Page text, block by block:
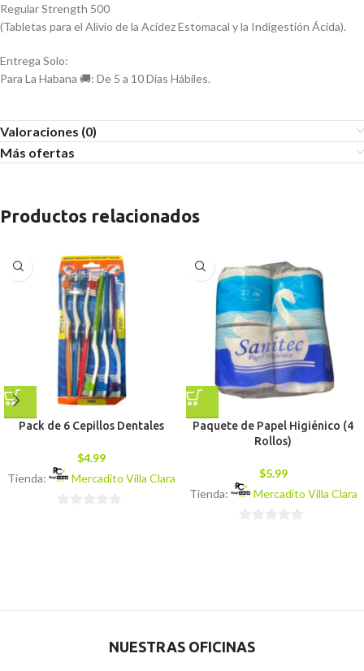
Regular Strength 500
(Tabletas para el Alivio de la Acidez Estomacal y la Indigestión Ácida).
Entrega Solo:
Para La Habana 🚚: De 5 a 10 Días Hábiles.
Valoraciones (0)
Más ofertas
Productos relacionados
Pack de 6 Cepillos Dentales
$4.99
Tienda:
Mercadito Villa Clara
Paquete de Papel Higiénico (4
Rollos)
$5.99
Tienda:
Mercadito Villa Clara
NUESTRAS OFICINAS